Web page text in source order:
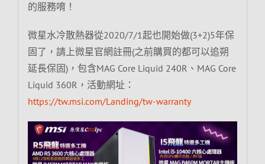
的服務唷！
微星水冷散熱器從2020/7/1起也開始做(3+2)5年保
固了，請上微星官網註冊(之前購買的都可以追朔
延長保固)，包含MAG Core Liquid 240R、MAG Core
Liquid 360R，活動網址：
https://tw.msi.com/Landing/tw-warranty